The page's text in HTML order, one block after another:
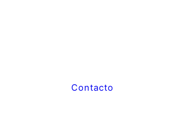
Contacto